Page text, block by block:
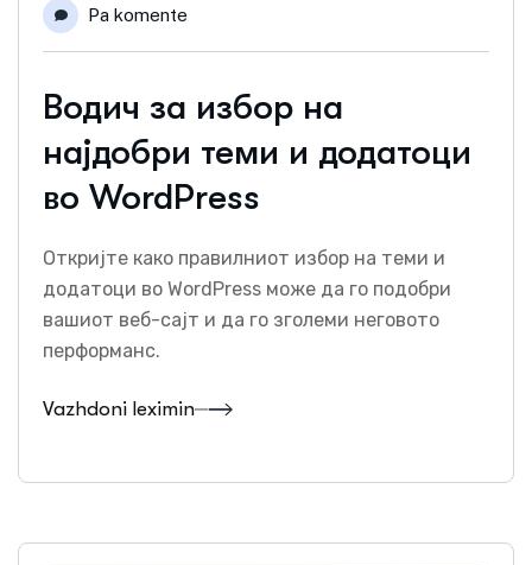
Pa komente
Водич за избор на
најдобри теми и додатоци
во WordPress
Откријте како правилниот избор на теми и
додатоци во WordPress може да го подобри
вашиот веб-сајт и да го зголеми неговото
перформанс.
Vazhdoni leximin